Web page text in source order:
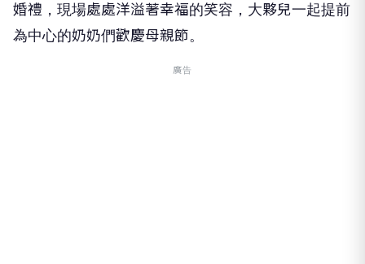
婚禮，現場處處洋溢著幸福的笑容，大夥兒一起提前
為中心的奶奶們歡慶母親節。
廣告